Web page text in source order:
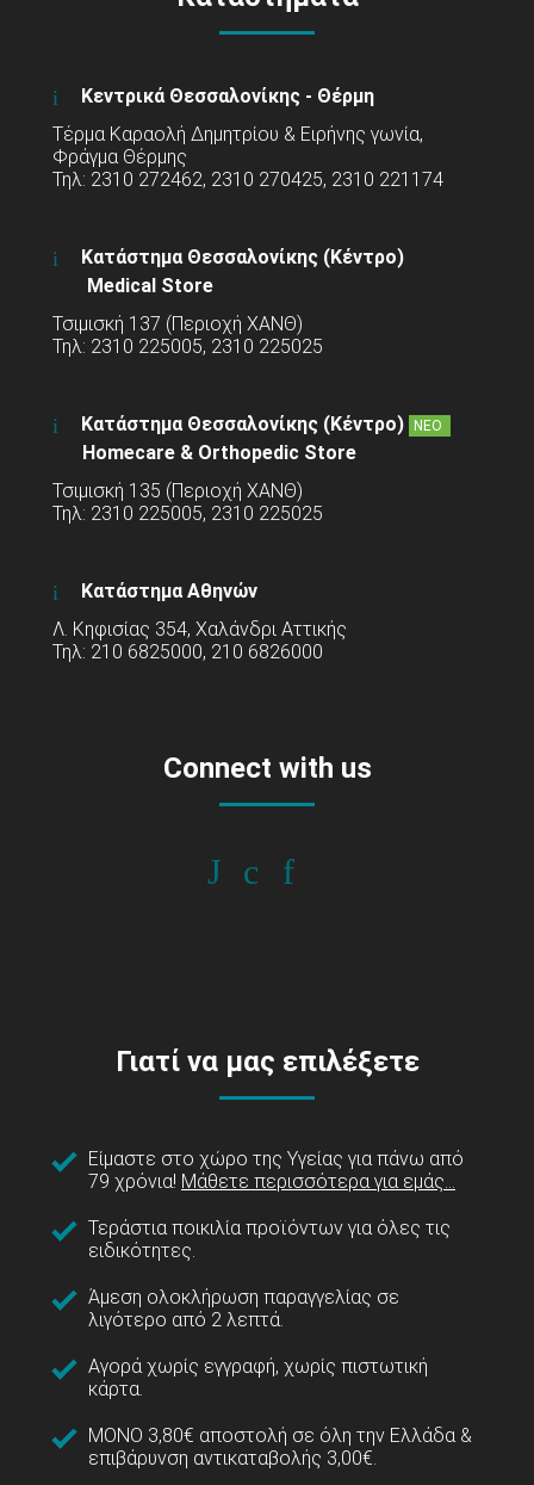
Κεντρικά Θεσσαλονίκης - Θέρμη
Τέρμα Καραολή Δημητρίου & Ειρήνης γωνία,
Φράγμα Θέρμης
Τηλ: 2310 272462, 2310 270425, 2310 221174
Κατάστημα Θεσσαλονίκης (Κέντρο)
Medical Store
Τσιμισκή 137 (Περιοχή ΧΑΝΘ)
Τηλ: 2310 225005, 2310 225025
Κατάστημα Θεσσαλονίκης (Κέντρο) ΝΕΟ
Homecare & Orthopedic Store
Τσιμισκή 135 (Περιοχή ΧΑΝΘ)
Τηλ: 2310 225005, 2310 225025
Κατάστημα Αθηνών
Λ. Κηφισίας 354, Χαλάνδρι Αττικής
Τηλ: 210 6825000, 210 6826000
Connect with us
Γιατί να μας επιλέξετε
Είμαστε στο χώρο της Υγείας για πάνω από
79 χρόνια! Μάθετε περισσότερα για εμάς...
Τεράστια ποικιλία προϊόντων για όλες τις
ειδικότητες.
Άμεση ολοκλήρωση παραγγελίας σε
λιγότερο από 2 λεπτά.
Αγορά χωρίς εγγραφή, χωρίς πιστωτική
κάρτα.
ΜΟΝΟ 3,80€ αποστολή σε όλη την Ελλάδα &
επιβάρυνση αντικαταβολής 3,00€.